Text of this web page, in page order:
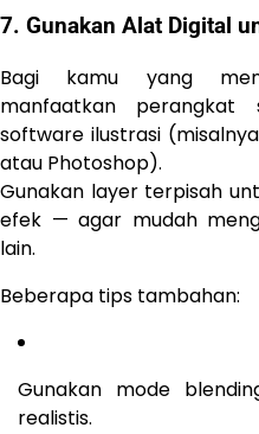
7. Gunakan Alat Digital
Bagi kamu yang
manfaatkan
software ilustrasi
atau Photoshop).
Gunakan layer terpisah
efek — agar mudah
lain.
Beberapa tips tambahan:
Gunakan mode
realistis.